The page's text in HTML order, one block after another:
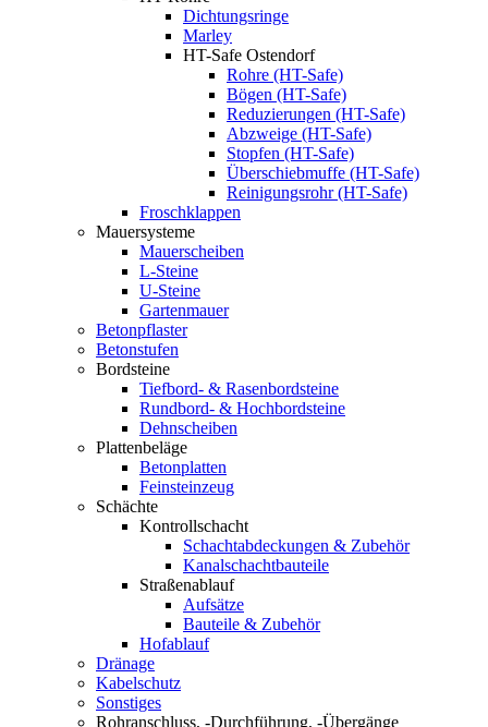
Dichtungsringe
Marley
HT-Safe Ostendorf
Rohre (HT-Safe)
Bögen (HT-Safe)
Reduzierungen (HT-Safe)
Abzweige (HT-Safe)
Stopfen (HT-Safe)
Überschiebmuffe (HT-Safe)
Reinigungsrohr (HT-Safe)
Froschklappen
Mauersysteme
Mauerscheiben
L-Steine
U-Steine
Gartenmauer
Betonpflaster
Betonstufen
Bordsteine
Tiefbord- & Rasenbordsteine
Rundbord- & Hochbordsteine
Dehnscheiben
Plattenbeläge
Betonplatten
Feinsteinzeug
Schächte
Kontrollschacht
Schachtabdeckungen & Zubehör
Kanalschachtbauteile
Straßenablauf
Aufsätze
Bauteile & Zubehör
Hofablauf
Dränage
Kabelschutz
Sonstiges
Rohranschluss, -Durchführung, -Übergänge